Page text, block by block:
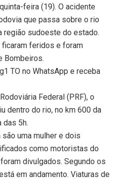
feira (19). O acidente
que passa sobre o rio
região sudoeste do estado.
feridos e foram
Bombeiros.
TO no WhatsApp e receba
Federal (PRF), o
dentro do rio, no km 600 da
das 5h.
uma mulher e dois
como motoristas do
divulgados. Segundo os
em andamento. Viaturas de